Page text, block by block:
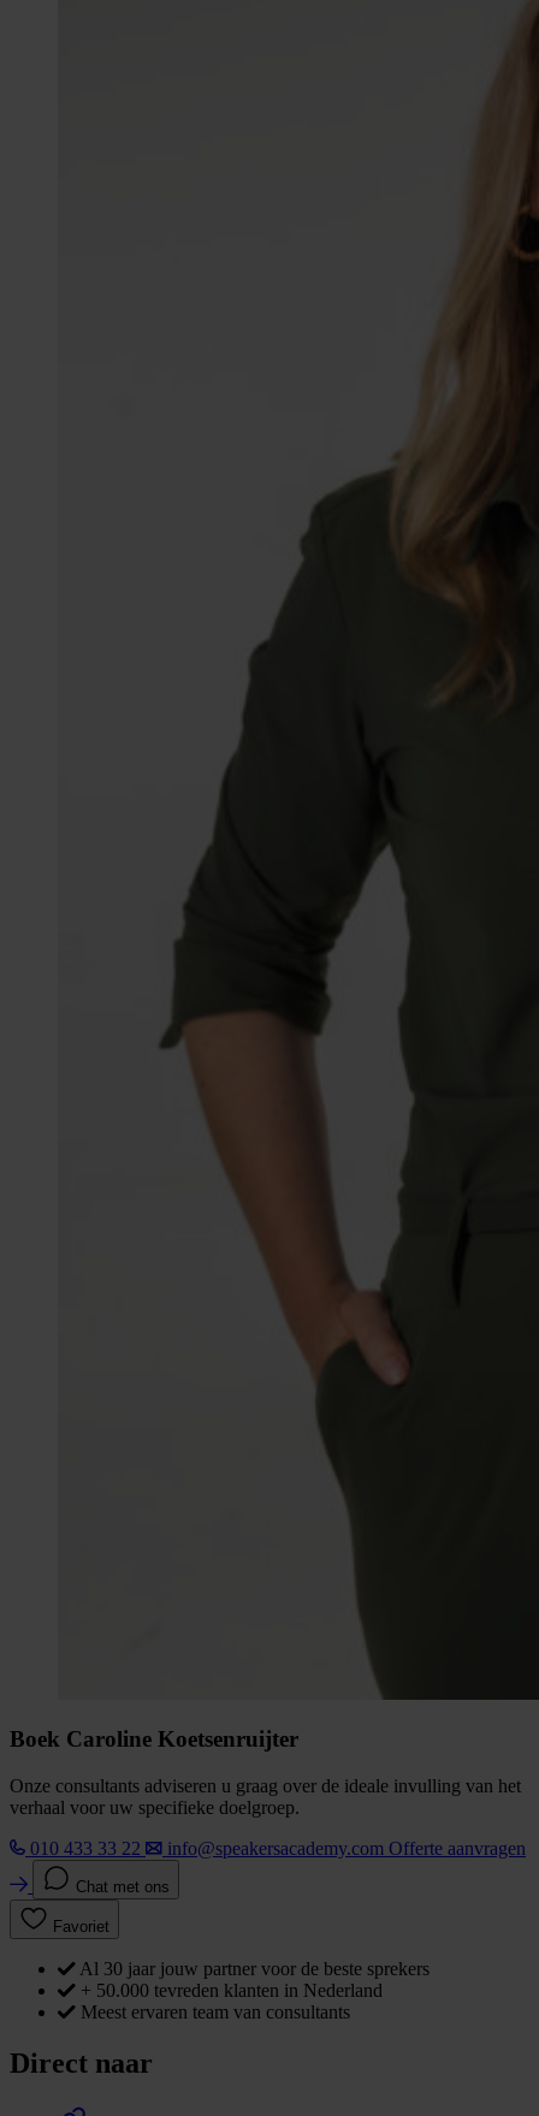
Boek Caroline Koetsenruijter
Onze consultants adviseren u graag over de ideale invulling van het
verhaal voor uw specifieke doelgroep.
010 433 33 22
info@speakersacademy.com Offerte aanvragen
Chat met ons
Favoriet
Al 30 jaar jouw partner voor de beste sprekers
+ 50.000 tevreden klanten in Nederland
Meest ervaren team van consultants
Direct naar